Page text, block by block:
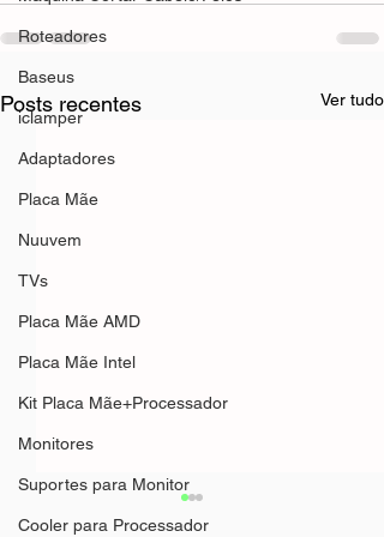
Roteadores
Baseus
iclamper
Adaptadores
Placa Mãe
Nuuvem
TVs
Placa Mãe AMD
Placa Mãe Intel
Kit Placa Mãe+Processador
Monitores
Suportes para Monitor
Cooler para Processador
Posts recentes Ver tudo